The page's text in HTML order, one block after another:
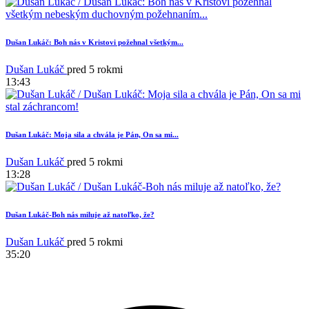
Dušan Lukáč: Boh nás v Kristovi požehnal všetkým...
Dušan Lukáč pred 5 rokmi
13:43
Dušan Lukáč: Moja sila a chvála je Pán, On sa mi...
Dušan Lukáč pred 5 rokmi
13:28
Dušan Lukáč-Boh nás miluje až natoľko, že?
Dušan Lukáč pred 5 rokmi
35:20